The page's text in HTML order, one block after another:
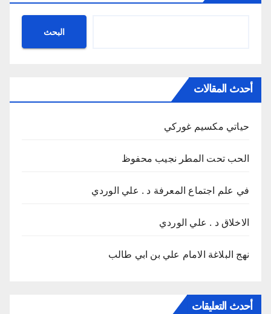
البحث
أحدث المقالات
حياتي مكسيم غوركي
الحب تحت المطر نجيب محفوظ
في علم اجتماع المعرفة د . علي الوردي
الاخلاق د . علي الوردي
نهج البلاغة الامام علي بن ابي طالب
أحدث التعليقات